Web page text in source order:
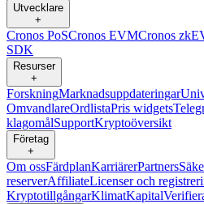
Utvecklare
+
Cronos PoSCronos EVMCronos
SDK
Resurser
+
ForskningMarknadsuppdateringar
OmvandlareOrdlistaPris widgets
klagomålSupportKryptoöversikt
Företag
+
Om ossFärdplanKarriärerPartners
reserverAffiliateLicenser och
KryptotillgångarKlimatKapital